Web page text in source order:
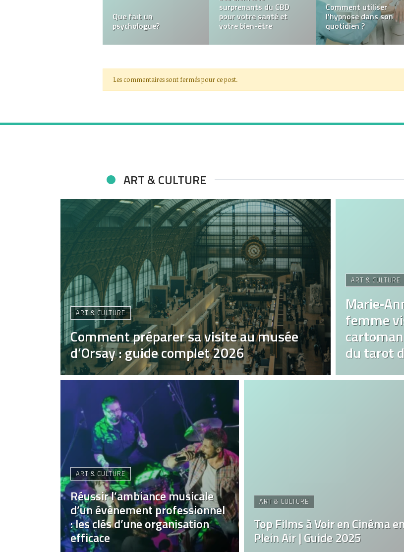
Qu’est-Ce Que Le PIED
D’athlète?
recommandent de
tremper dans des bains
de sel d’Epsom
Comment trouver un
bon naturopathe ?
Les commentaires sont fermés pour ce post.
ART & CULTURE
ART & CULTURE
Comment préparer sa visite au musée
d’Orsay : guide complet 2026
ART & CULTURE
femme
du tarot
ART & CULTURE
Réussir l’ambiance musicale
d’un événement professionnel
: les clés d’une organisation
efficace
ART & CULTURE
Top Films à Voir en Cinéma
Plein Air | Guide 2025